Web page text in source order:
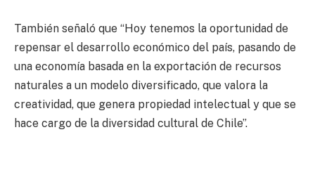
También señaló que “Hoy tenemos la oportunidad de
repensar el desarrollo económico del país, pasando de
una economía basada en la exportación de recursos
naturales a un modelo diversificado, que valora la
creatividad, que genera propiedad intelectual y que se
hace cargo de la diversidad cultural de Chile”.